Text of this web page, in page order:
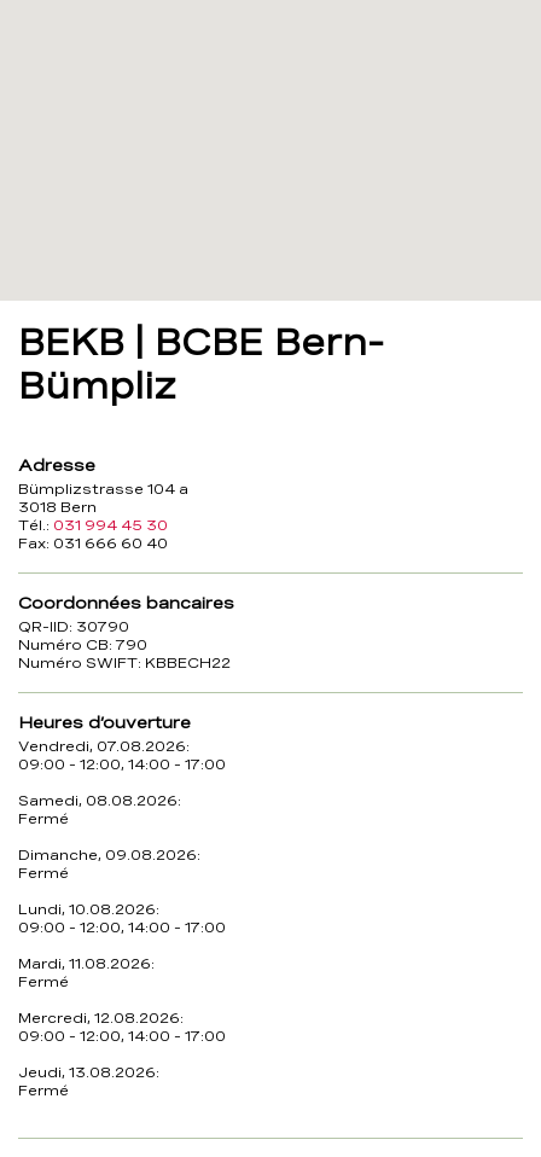
BEKB | BCBE Bern-
Bümpliz
Adresse
Bümplizstrasse 104 a
3018 Bern
Tél.: 031 994 45 30
Fax: 031 666 60 40
Coordonnées bancaires
QR-IID: 30790
Numéro CB: 790
Numéro SWIFT: KBBECH22
Heures d’ouverture
Vendredi, 07.08.2026:
09:00 - 12:00, 14:00 - 17:00
Samedi, 08.08.2026:
Fermé
Dimanche, 09.08.2026:
Fermé
Lundi, 10.08.2026:
09:00 - 12:00, 14:00 - 17:00
Mardi, 11.08.2026:
Fermé
Mercredi, 12.08.2026:
09:00 - 12:00, 14:00 - 17:00
Jeudi, 13.08.2026:
Fermé